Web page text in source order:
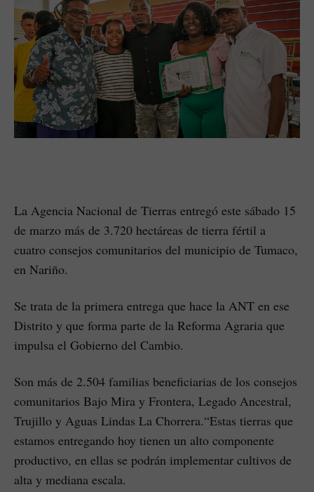
La Agencia Nacional de Tierras entregó este sábado 15
de marzo más de 3.720 hectáreas de tierra fértil a
cuatro consejos comunitarios del municipio de Tumaco,
en Nariño.
Se trata de la primera entrega que hace la ANT en ese
Distrito y que forma parte de la Reforma Agraria que
impulsa el Gobierno del Cambio.
Son más de 2.504 familias beneficiarias de los consejos
comunitarios Bajo Mira y Frontera, Legado Ancestral,
Trujillo y Aguas Lindas La Chorrera.“Estas tierras que
estamos entregando hoy tienen un alto componente
productivo, en ellas se podrán implementar cultivos de
alta y mediana escala.